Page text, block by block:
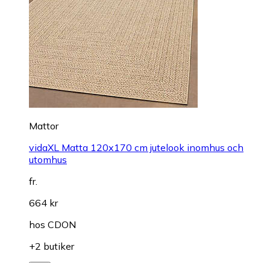
Mattor
vidaXL Matta 120x170 cm jutelook inomhus och
utomhus
fr.
664 kr
hos CDON
+2 butiker